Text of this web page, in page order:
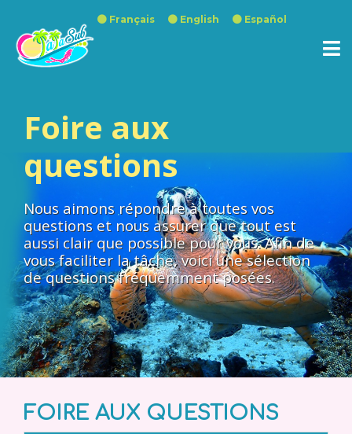
Français English Español
Foire aux
questions
Nous aimons répondre à toutes vos
questions et nous assurer que tout est
aussi clair que possible pour vous. Afin de
vous faciliter la tâche, voici une sélection
de questions fréquemment posées.
FOIRE AUX QUESTIONS